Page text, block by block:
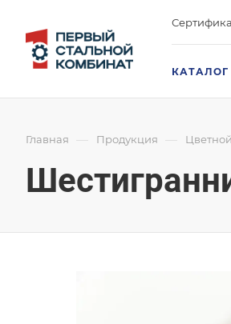
КАТАЛОГ
Главная — Продукция —